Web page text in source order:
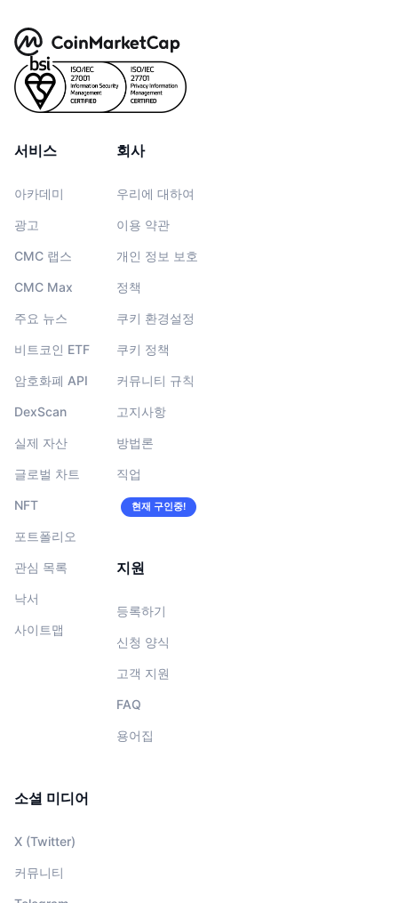
서비스
아카데미
광고
CMC 랩스
CMC Max
주요 뉴스
비트코인 ETF
암호화폐 API
DexScan
실제 자산
글로벌 차트
NFT
포트폴리오
관심 목록
낙서
사이트맵
회사
우리에 대하여
이용 약관
개인 정보 보호
정책
쿠키 환경설정
쿠키 정책
커뮤니티 규칙
고지사항
방법론
직업
현재 구인중!
지원
등록하기
신청 양식
고객 지원
FAQ
용어집
소셜 미디어
X (Twitter)
커뮤니티